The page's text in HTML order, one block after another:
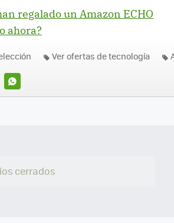
regalado un Amazon ECHO
ahora?
WHATSAPP
Ver ofertas de tecnología
cerrados